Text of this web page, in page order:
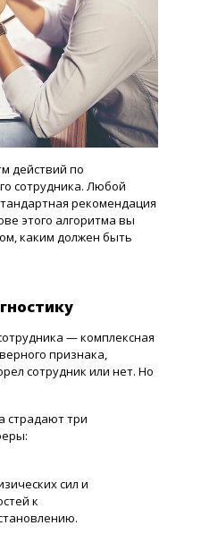
действий по
сотрудника. Любой
рекомендация
этого алгоритма вы
каким должен быть
— комплексная
признака,
сотрудник или нет. Но
страдают три
сил и
к